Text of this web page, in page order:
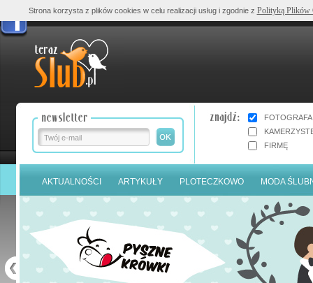
FOTOGRAFA
FIRMĘ
AKTUALNOŚCI ARTYKUŁY PLOTECZKOWO MODA
Strona korzysta z plików cookies w celu realizacji usług i zgodnie z Polityką Plików